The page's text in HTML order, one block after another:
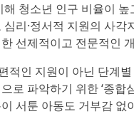
청소년 인구 비율이
리·정서적 지원의 사
선제적이고 전문적인
적인 지원이 아닌 단계
로 파악하기 위한 ‘종
서툰 아동도 거부감